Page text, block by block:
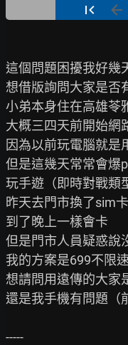
這個問題困擾我好幾
想借版詢問大家是否
小弟本身住在高雄苓
大概三四天前開始網
因為以前玩電腦就是
但是這幾天常常會爆
玩手遊（即時對戰類
昨天去門市換了sim
到了晚上一樣會卡
但是門市人員疑惑說
我的方案是699不限
想請問用遠傳的大家
還是我手機有問題（
-----